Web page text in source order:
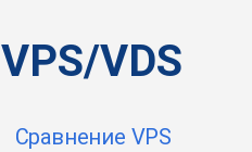
VDS
Сравнение VPS